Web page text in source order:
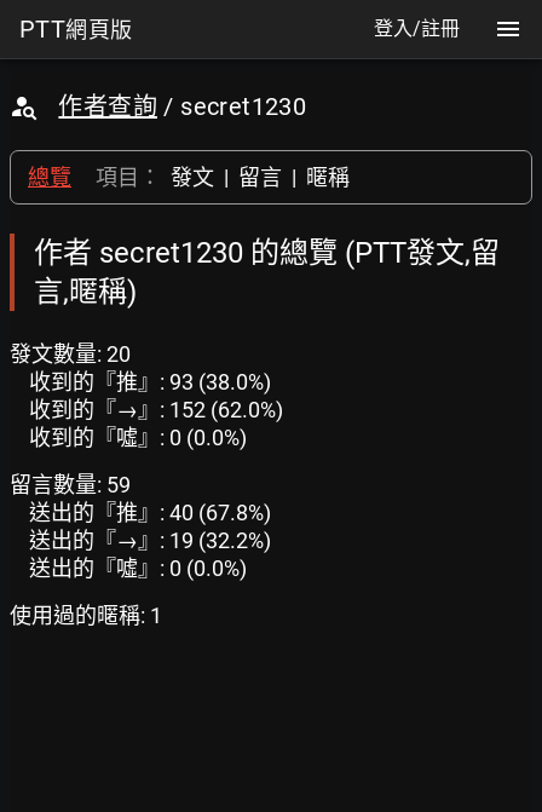
PTT網頁版 登入/註冊
作者查詢 / secret1230
總覽 項目： 發文 | 留言 | 暱稱
作者 secret1230 的總覽 (PTT發文,留
言,暱稱)
發文數量: 20
收到的『推』: 93 (38.0%)
收到的『→』: 152 (62.0%)
收到的『噓』: 0 (0.0%)
留言數量: 59
送出的『推』: 40 (67.8%)
送出的『→』: 19 (32.2%)
送出的『噓』: 0 (0.0%)
使用過的暱稱: 1